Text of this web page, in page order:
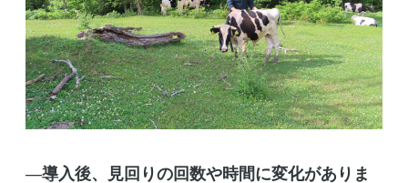
―導入後、見回りの回数や時間に変化がありま